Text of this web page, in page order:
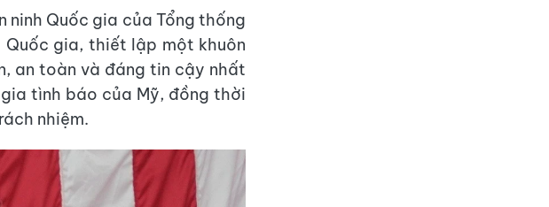
ninh Quốc gia của Tổng thống
Quốc gia, thiết lập một khuôn
an toàn và đáng tin cậy nhất
tình báo của Mỹ, đồng thời
nhiệm.